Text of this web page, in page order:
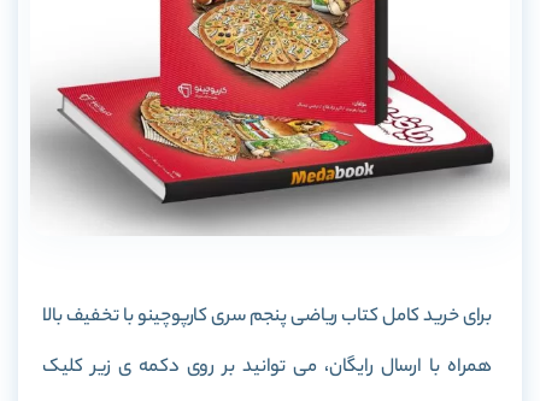
برای خرید کامل کتاب ریاضی پنجم سری کارپوچینو با تخفیف بالا
همراه با ارسال رایگان، می توانید بر روی دکمه ی زیر کلیک